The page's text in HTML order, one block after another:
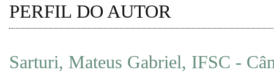
PERFIL DO AUTOR
Sarturi, Mateus Gabriel, IFSC -